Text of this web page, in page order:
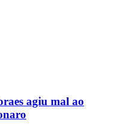
agiu mal ao